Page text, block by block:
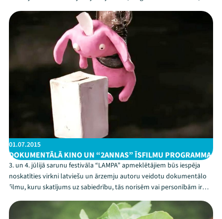
Mana programma
Festivāls
Arhīvs
Viņi bija LAMPĀ 2026
Jaunumi
Ziedo
Liniņa vadībā par “latviskajām ...
01.07.2015
DOKUMENTĀLĀ KINO UN “2ANNAS” ĪSFILMU PROGRAMMA
3. un 4. jūlijā sarunu festivāla “LAMPA” apmeklētājiem būs iespēja
noskatīties virkni latviešu un ārzemju autoru veidotu dokumentālo
filmu, kuru skatījums uz sabiedrību, tās norisēm vai personībām ir
šobrīd aktuāls un atvērtas diskusijas rosinošs. Īpašu īsfilmu
programmu piedāvās Rīgas starptautiska...